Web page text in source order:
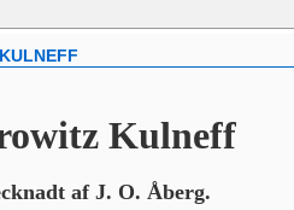
Kulneff
af J. O. Åberg.